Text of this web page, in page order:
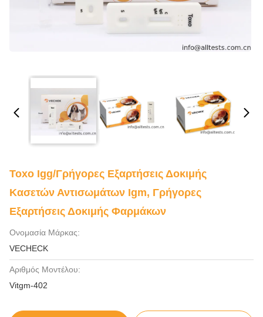
Toxo Igg/γρήγορες Εξαρτήσεις Δοκιμής
Κασετών Αντισωμάτων Igm, Γρήγορες
Εξαρτήσεις Δοκιμής Φαρμάκων
Ονομασία Μάρκας:
VECHECK
Αριθμός Μοντέλου:
Vitgm-402